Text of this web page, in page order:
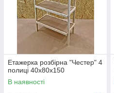
Етажерка розбірна "Честер" 4
полиці 40х80х150
В наявності